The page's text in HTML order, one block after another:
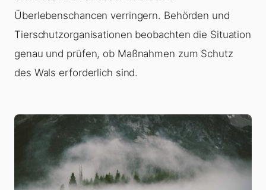
Überlebenschancen verringern. Behörden und
Tierschutzorganisationen beobachten die Situation
genau und prüfen, ob Maßnahmen zum Schutz
des Wals erforderlich sind.